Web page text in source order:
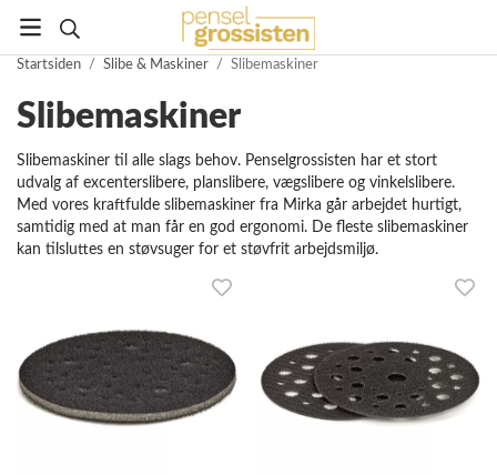
Startsiden / Slibe & Maskiner / Slibemaskiner
Slibemaskiner
Slibemaskiner til alle slags behov. Penselgrossisten har et stort
udvalg af excenterslibere, planslibere, vægslibere og vinkelslibere.
Med vores kraftfulde slibemaskiner fra Mirka går arbejdet hurtigt,
samtidig med at man får en god ergonomi. De fleste slibemaskiner
kan tilsluttes en støvsuger for et støvfrit arbejdsmiljø.